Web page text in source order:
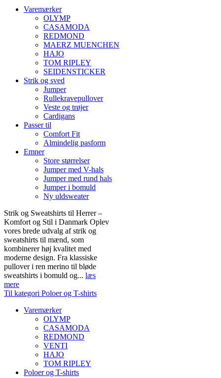
Varemærker
OLYMP
CASAMODA
REDMOND
MAERZ MUENCHEN
HAJO
TOM RIPLEY
SEIDENSTICKER
Strik og sved
Jumper
Rullekravepullover
Veste og trøjer
Cardigans
Passer til
Comfort Fit
Almindelig pasform
Emner
Store størrelser
Jumper med V-hals
Jumper med rund hals
Jumper i bomuld
Ny uldsweater
Strik og Sweatshirts til Herrer –
Komfort og Stil i Danmark Oplev
vores brede udvalg af strik og
sweatshirts til mænd, som
kombinerer høj kvalitet med
moderne design. Fra klassiske
pullover i ren merino til bløde
sweatshirts i bomuld og... læs
mere
Til kategori Poloer og T-shirts
Varemærker
OLYMP
CASAMODA
REDMOND
VENTI
HAJO
TOM RIPLEY
Poloer og T-shirts